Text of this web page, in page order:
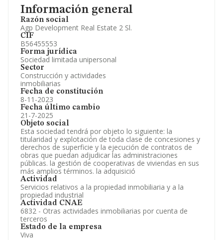
Información general
Razón social
Agp Development Real Estate 2 Sl.
CIF
B56455553
Forma jurídica
Sociedad limitada unipersonal
Sector
Construcción y actividades
inmobiliarias
Fecha de constitución
8-11-2023
Fecha último cambio
21-7-2025
Objeto social
Esta sociedad tendrá por objeto lo siguiente: la
titularidad y explotación de toda clase de concesiones y
derechos de superficie y la ejecución de contratos de
obras que puedan adjudicar las administraciones
públicas. la gestión de cooperativas de viviendas en sus
más amplios términos. la adquisició
Actividad
Servicios relativos a la propiedad inmobiliaria y a la
propiedad industrial
Actividad CNAE
6832 - Otras actividades inmobiliarias por cuenta de
terceros
Estado de la empresa
Viva
Información oficial y registral complementaria.